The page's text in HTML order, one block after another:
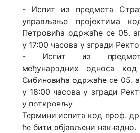
- Испит из предмета
управљање пројектима
Петровића одржаће се 05.
у 17:00 часова у згради
- Испит из предмета
међународних односа
Сибиновића одржаће се 05.
у 18:00 часова у згради
у поткровљу.
Термини испита код проф.
ће бити објављени накнадно.